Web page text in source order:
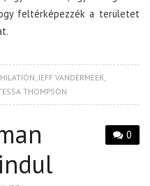
feltérképezzék a területet
,JEFF VANDERMEER,
THOMPSON
0